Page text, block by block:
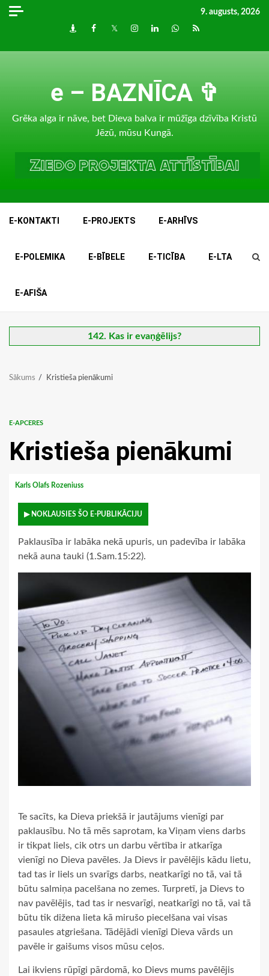
Skip
9. augusts, 2026
DraugiemFacebook
TwitterInstagram
LinkedInwhatsapp
RSS
e – BAZNĪCA ✞
Grēka alga ir nāve, bet Dieva balva ir mūžīga dzīvība Kristū
Jēzū, mūsu Kungā.
E-KONTAKTI E-PROJEKTS E-ARHĪVS
E-POLEMIKA E-BĪBELE E-TICĪBA E-LTA
E-AFIŠA
142. Kas ir evaņģēlijs?
Sākums Kristieša pienākumi
E-APCERES
Kristieša pienākumi
Karls Olafs Rozeniuss
▶ NOKLAUSIES ŠO E-PUBLIKĀCIJU
Paklausība ir labāka nekā upuris, un padevība ir labāka
nekā auna tauki (1.Sam.15:22).
Te sacīts, ka Dieva priekšā ir jautājums vienīgi par
paklausību. No tā mēs saprotam, ka Viņam viens darbs
ir tikpat liels, cik otrs un darbu vērtība ir atkarīga
vienīgi no Dieva pavēles. Ja Dievs ir pavēlējis kādu lietu,
tad tas ir liels un svarīgs darbs, neatkarīgi no tā, vai tā
būtu salmiņa pacelšana no zemes. Turpretī, ja Dievs to
nav pavēlējis, tad tas ir nesvarīgi, neatkarīgi no tā, vai tā
būtu tik dižena lieta kā mirušo piecelšana vai visas
pasaules atgriešana. Tādējādi vienīgi Dieva vārds un
pavēle ir gaišums visos mūsu ceļos.
Lai ikviens rūpīgi pārdomā, ko Dievs mums pavēlējis